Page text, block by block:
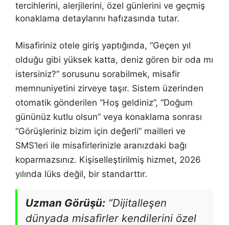
tercihlerini, alerjilerini, özel günlerini ve geçmiş
konaklama detaylarını hafızasında tutar.
Misafiriniz otele giriş yaptığında, “Geçen yıl
olduğu gibi yüksek katta, deniz gören bir oda mı
istersiniz?” sorusunu sorabilmek, misafir
memnuniyetini zirveye taşır. Sistem üzerinden
otomatik gönderilen “Hoş geldiniz”, “Doğum
gününüz kutlu olsun” veya konaklama sonrası
“Görüşleriniz bizim için değerli” mailleri ve
SMS’leri ile misafirlerinizle aranızdaki bağı
koparmazsınız. Kişiselleştirilmiş hizmet, 2026
yılında lüks değil, bir standarttır.
Uzman Görüşü: “Dijitalleşen
dünyada misafirler kendilerini özel